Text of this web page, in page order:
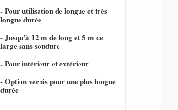
- Pour utilisation de longue et très
longue durée
- Jusqu'à 12 m de long et 5 m de
large sans soudure
- Pour intérieur et extérieur
- Option vernis pour une plus longue
durée